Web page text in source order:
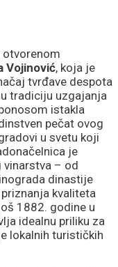
Vojinović, koja je
tvrđave despota
tradiciju uzgajanja
istakla
pečat ovog
u svetu koji
je
– od
dinastije
kvaliteta
1882. godine u
idealnu priliku za
lokalnih turističkih